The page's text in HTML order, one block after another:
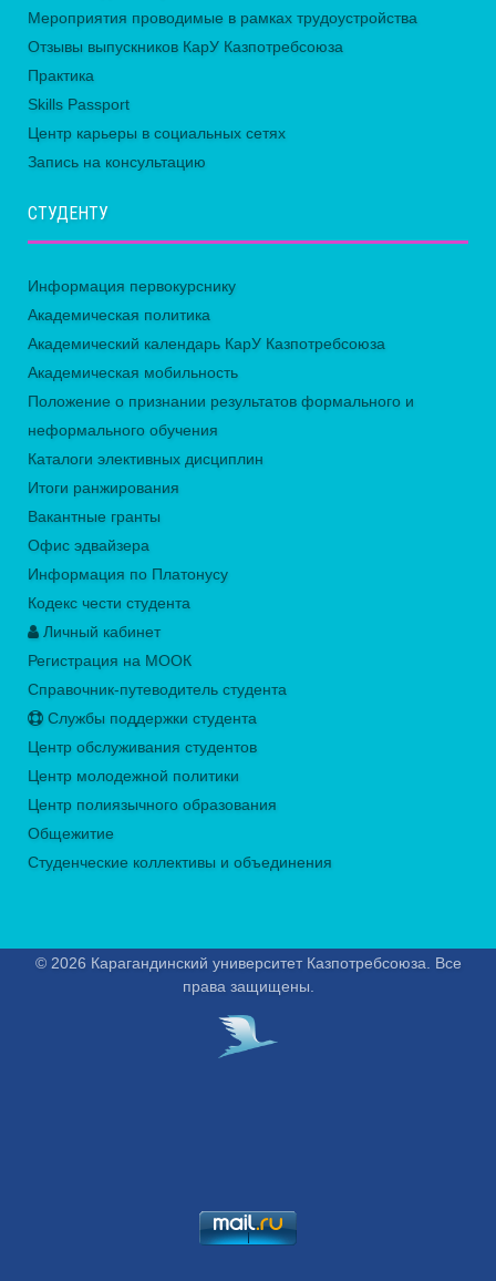
Мероприятия проводимые в рамках трудоустройства
Отзывы выпускников КарУ Казпотребсоюза
Практика
Skills Passport
Центр карьеры в социальных сетях
Запись на консультацию
СТУДЕНТУ
Информация первокурснику
Академическая политика
Академический календарь КарУ Казпотребсоюза
Академическая мобильность
Положение о признании результатов формального и
неформального обучения
Каталоги элективных дисциплин
Итоги ранжирования
Вакантные гранты
Офис эдвайзера
Информация по Платонусу
Кодекс чести студента
Личный кабинет
Регистрация на МООК
Справочник-путеводитель студента
Службы поддержки студента
Центр обслуживания студентов
Центр молодежной политики
Центр полиязычного образования
Общежитие
Студенческие коллективы и объединения
© 2026 Карагандинский университет Казпотребсоюза. Все
права защищены.